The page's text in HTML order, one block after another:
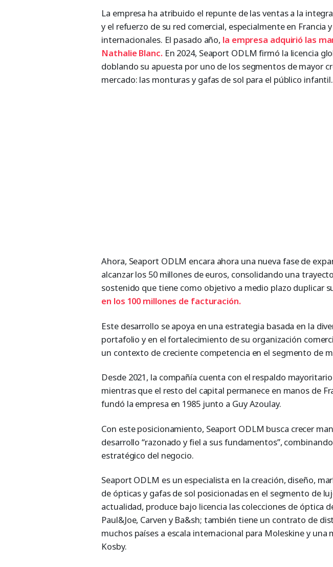
La empresa ha atribuido el repunte de las ventas a la
y el refuerzo de su red comercial, especialmente en Francia
internacionales. El pasado año, la empresa adquirió las
Nathalie Blanc. En 2024, Seaport ODLM firmó la licencia
doblando su apuesta por uno de los segmentos de mayor
mercado: las monturas y gafas de sol para el público infantil.
Ahora, Seaport ODLM encara ahora una nueva fase de
alcanzar los 50 millones de euros, consolidando una
sostenido que tiene como objetivo a medio plazo duplicar
en los 100 millones de facturación.
Este desarrollo se apoya en una estrategia basada en la
portafolio y en el fortalecimiento de su organización
un contexto de creciente competencia en el segmento de
Desde 2021, la compañía cuenta con el respaldo
mientras que el resto del capital permanece en manos de
fundó la empresa en 1985 junto a Guy Azoulay.
Con este posicionamiento, Seaport ODLM busca crecer
desarrollo “razonado y fiel a sus fundamentos”,
estratégico del negocio.
Seaport ODLM es un especialista en la creación, diseño,
de ópticas y gafas de sol posicionadas en el segmento de
actualidad, produce bajo licencia las colecciones de óptica
Paul&Joe, Carven y Ba&sh; también tiene un contrato de
muchos países a escala internacional para Moleskine y una
Kosby.